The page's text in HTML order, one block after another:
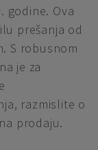
godine. Ova
prešanja od
S robusnom
je za
razmislite o
prodaju.